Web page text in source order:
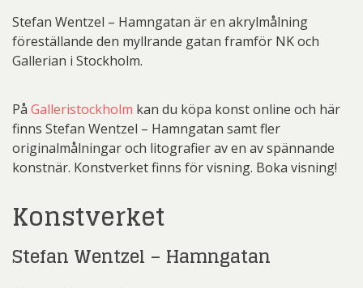
Stefan Wentzel – Hamngatan är en akrylmålning
föreställande den myllrande gatan framför NK och
Gallerian i Stockholm.
På Galleristockholm kan du köpa konst online och här
finns Stefan Wentzel – Hamngatan samt fler
originalmålningar och litografier av en av spännande
konstnär. Konstverket finns för visning. Boka visning!
Konstverket
Stefan Wentzel – Hamngatan